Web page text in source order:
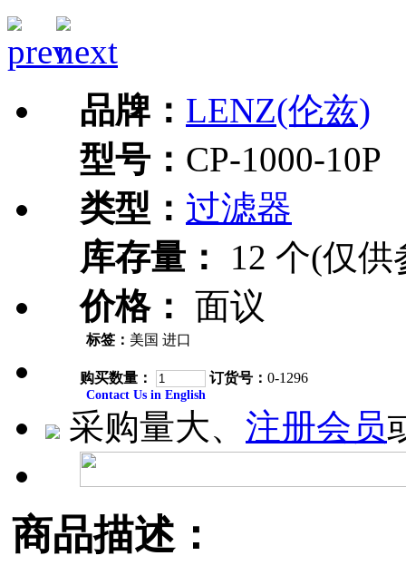
品牌： LENZ(伦兹)
型号： CP-1000-10P
类型： 过滤器
库存量：
12 个(仅供
价格： 面议
标签： 美国 进口
购买数量： 订货号： 0-1296
Contact Us in English
采购量大、 注册会员
商品描述：